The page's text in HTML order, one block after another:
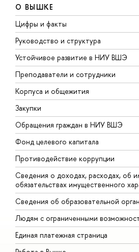
О ВЫШКЕ
Цифры и факты
Руководство и структура
Устойчивое развитие в НИУ ВШЭ
Преподаватели и сотрудники
Корпуса и общежития
Закупки
Обращения граждан в НИУ ВШЭ
Фонд целевого капитала
Противодействие коррупции
Сведения о доходах, расходах, об
обязательствах имущественного
Сведения об образовательной
Людям с ограниченными
Единая платежная страница